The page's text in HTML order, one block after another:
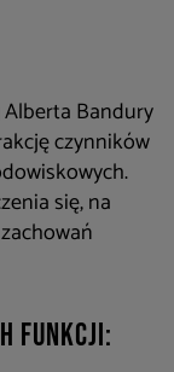
Alberta Bandury
czynników
się, na
funkcji: